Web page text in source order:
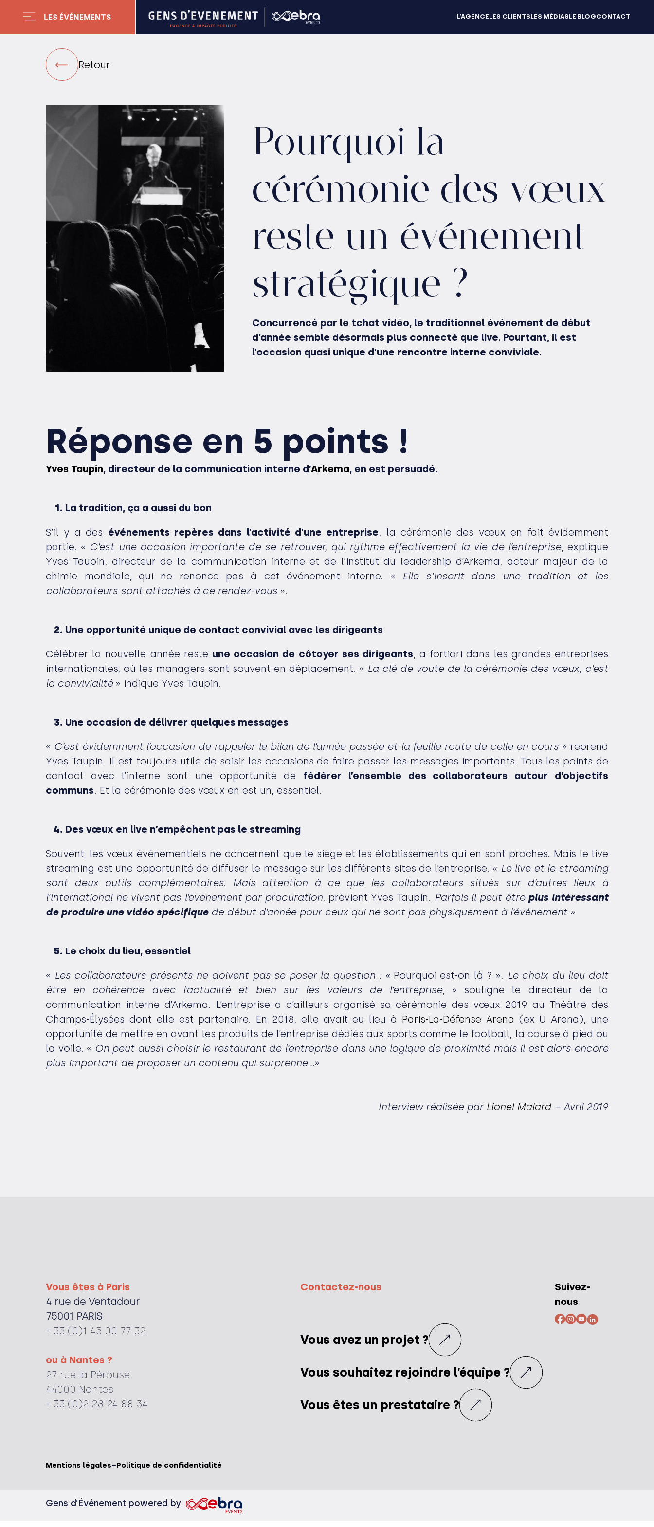
LES ÉVÉNEMENTS L’AGENCELES CLIENTSLES MÉDIASLE BLOGCONTACT
Retour
Pourquoi la
cérémonie des vœux
reste un événement
stratégique ?
Concurrencé par le tchat vidéo, le traditionnel événement de début
d’année semble désormais plus connecté que live. Pourtant, il est
l’occasion quasi unique d’une rencontre interne conviviale.
Réponse en 5 points !
Yves Taupin, directeur de la communication interne d’Arkema, en est persuadé.
La tradition, ça a aussi du bon
S’il y a des événements repères dans l’activité d’une entreprise , la cérémonie des vœux en fait évidemment
partie. « C’est une occasion importante de se retrouver, qui rythme effectivement la vie de l’entreprise, explique
Yves Taupin, directeur de la communication interne et de l’institut du leadership d’Arkema, acteur majeur de la
chimie mondiale, qui ne renonce pas à cet événement interne. « Elle s’inscrit dans une tradition et les
collaborateurs sont attachés à ce rendez-vous ».
Une opportunité unique de contact convivial avec les dirigeants
Célébrer la nouvelle année reste une occasion de côtoyer ses dirigeants , a fortiori dans les grandes entreprises
internationales, où les managers sont souvent en déplacement. « La clé de voute de la cérémonie des vœux, c’est
la convivialité» indique Yves Taupin.
Une occasion de délivrer quelques messages
« C’est évidemment l’occasion de rappeler le bilan de l’année passée et la feuille route de celle en cours » reprend
Yves Taupin. Il est toujours utile de saisir les occasions de faire passer les messages importants. Tous les points de
contact avec l’interne sont une opportunité de fédérer l’ensemble des collaborateurs autour d’objectifs
communs. Et la cérémonie des vœux en est un, essentiel.
Des vœux en live n’empêchent pas le streaming
Souvent, les vœux événementiels ne concernent que le siège et les établissements qui en sont proches. Mais le live
streaming est une opportunité de diffuser le message sur les différents sites de l’entreprise. « Le live et le streaming
sont deux outils complémentaires. Mais attention à ce que les collaborateurs situés sur d’autres lieux à
l’international ne vivent pas l’événement par procuration , prévient Yves Taupin. Parfois il peut être plus intéressant
de produire une vidéo spécifiquede début d’année pour ceux qui ne sont pas physiquement à l’évènement »
Le choix du lieu, essentiel
« Les collaborateurs présents ne doivent pas se poser la question : « Pourquoi est-on là ? ». Le choix du lieu doit
être en cohérence avec l’actualité et bien sur les valeurs de l’entreprise, » souligne le directeur de la
communication interne d’Arkema. L’entreprise a d’ailleurs organisé sa cérémonie des vœux 2019 au Théâtre des
Champs-Élysées dont elle est partenaire. En 2018, elle avait eu lieu à Paris-La-Défense Arena (ex U Arena), une
opportunité de mettre en avant les produits de l’entreprise dédiés aux sports comme le football, la course à pied ou
la voile. « On peut aussi choisir le restaurant de l’entreprise dans une logique de proximité mais il est alors encore
plus important de proposer un contenu qui surprenne…»
Interview réalisée par Lionel Malard– Avril 2019
Vous êtes à Paris
4 rue de Ventadour
75001 PARIS
+ 33 (0)1 45 00 77 32
ou à Nantes ?
27 rue la Pérouse
44000 Nantes
+ 33 (0)2 28 24 88 34
Contactez-nous
Vous avez un projet ?
Vous souhaitez rejoindre l’équipe ?
Vous êtes un prestataire ?
Suivez-
nous
Mentions légales–Politique de confidentialité
Gens d’Événement powered by